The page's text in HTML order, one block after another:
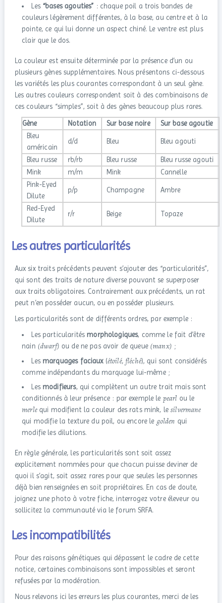
Les “bases agouties” : chaque poil a trois bandes de
couleurs légèrement différentes, à la base, au centre et à la
pointe, ce qui lui donne un aspect chiné. Le ventre est plus
clair que le dos.
La couleur est ensuite déterminée par la présence d’un ou
plusieurs gènes supplémentaires. Nous présentons ci-dessous
les variétés les plus courantes correspondant à un seul gène.
Les autres couleurs correspondent soit à des combinaisons de
ces couleurs “simples”, soit à des gènes beaucoup plus rares.
Gène Notation Sur base noire
Sur base agoutie
Bleu
américain
d/d Bleu Bleu agouti
Bleu russe rb/rb Bleu russe
Bleu russe agouti
Mink
m/m Mink
Cannelle
Pink-Eyed
Dilute
p/p Champagne Ambre
Red-Eyed
Dilute
r/r Beige Topaze
Les autres particularités
Aux six traits précédents peuvent s’ajouter des “particularités”,
qui sont des traits de nature diverse pouvant se superposer
aux traits obligatoires. Contrairement aux précédents, un rat
peut n’en posséder aucun, ou en posséder plusieurs.
Les particularités sont de différents ordres, par exemple :
Les particularitésmorphologiques, comme le fait d’être
nain (dwarf) ou de ne pas avoir de queue (manx) ;
Lesmarquages faciaux(étoilé, fléché), qui sont considérés
comme indépendants du marquage lui-même ;
Lesmodifieurs, qui complètent un autre trait mais sont
conditionnés à leur présence : par exemple le pearl ou le
merlequi modifient la couleur des rats mink, lesilvermane
qui modifie la texture du poil, ou encore le golden qui
modifie les dilutions.
En règle générale, les particularités sont soit assez
explicitement nommées pour que chacun puisse deviner de
quoi il s’agit, soit assez rares pour que seules les personnes
déjà bien renseignées en soit propriétaires. En cas de doute,
joignez une photo à votre fiche, interrogez votre éleveur ou
sollicitez la communauté via le forum SRFA.
Les incompatibilités
Pour des raisons génétiques qui dépassent le cadre de cette
notice, certaines combinaisons sont impossibles et seront
refusées par la modération.
Nous relevons ici les erreurs les plus courantes, merci de les